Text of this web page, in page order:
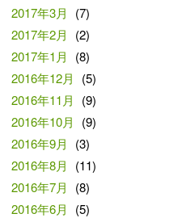
2017年3月
(7)
2017年2月
(2)
2017年1月
(8)
2016年12月
(5)
2016年11月
(9)
2016年10月
(9)
2016年9月
(3)
2016年8月
(11)
2016年7月
(8)
2016年6月
(5)